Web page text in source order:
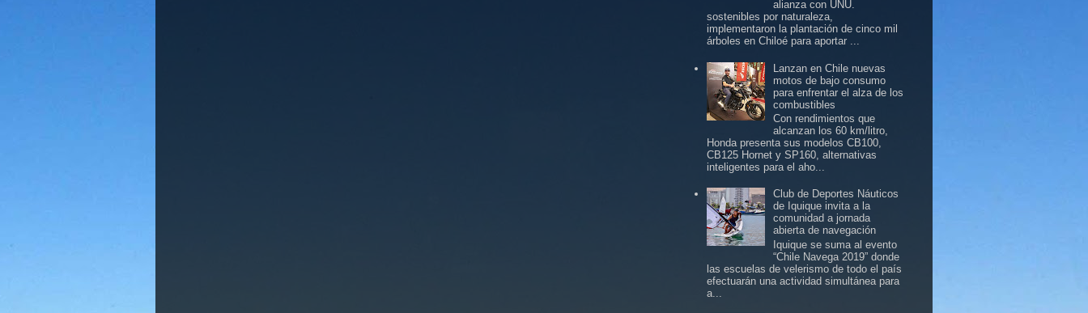
alianza con ÜÑÜ.
sostenibles por naturaleza,
implementaron la plantación de cinco mil
árboles en Chiloé para aportar ...
Lanzan en Chile nuevas
motos de bajo consumo
para enfrentar el alza de los
combustibles
Con rendimientos que
alcanzan los 60 km/litro,
Honda presenta sus modelos CB100,
CB125 Hornet y SP160, alternativas
inteligentes para el aho...
Club de Deportes Náuticos
de Iquique invita a la
comunidad a jornada
abierta de navegación
Iquique se suma al evento
“Chile Navega 2019” donde
las escuelas de velerismo de todo el país
efectuarán una actividad simultánea para
a...